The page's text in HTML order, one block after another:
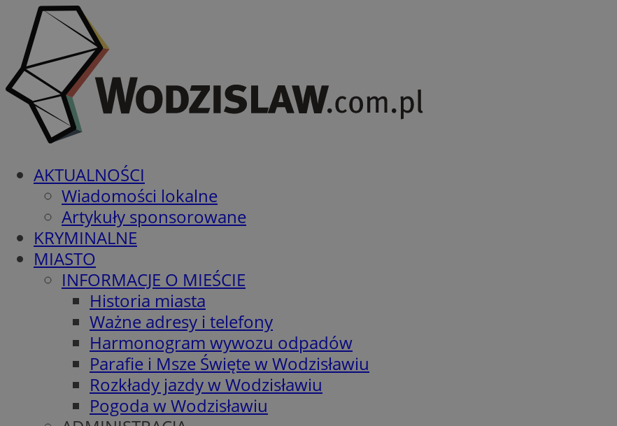
AKTUALNOŚCI
Wiadomości lokalne
Artykuły sponsorowane
KRYMINALNE
MIASTO
INFORMACJE O MIEŚCIE
Historia miasta
Ważne adresy i telefony
Harmonogram wywozu odpadów
Parafie i Msze Święte w Wodzisławiu
Rozkłady jazdy w Wodzisławiu
Pogoda w Wodzisławiu